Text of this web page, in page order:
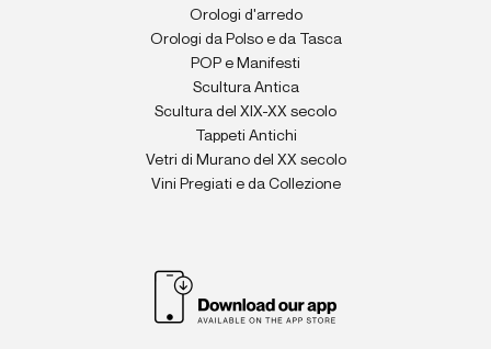
Orologi d'arredo
Orologi da Polso e da Tasca
POP e Manifesti
Scultura Antica
Scultura del XIX-XX secolo
Tappeti Antichi
Vetri di Murano del XX secolo
Vini Pregiati e da Collezione